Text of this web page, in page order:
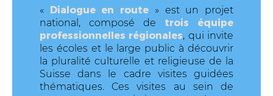
« Dialogue en route » est un projet
national, composé de trois équipe
professionnelles régionales, qui invite
les écoles et le large public à découvrir
la pluralité culturelle et religieuse de la
Suisse dans le cadre visites guidées
thématiques. Ces visites au sein de